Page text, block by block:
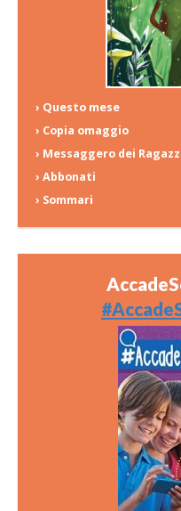
› Questo mese
› Copia omaggio
› Messaggero dei
› Abbonati
› Sommari